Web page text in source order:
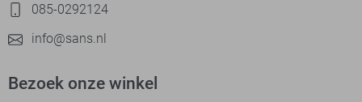
085-0292124
info@sans.nl
Bezoek onze winkel